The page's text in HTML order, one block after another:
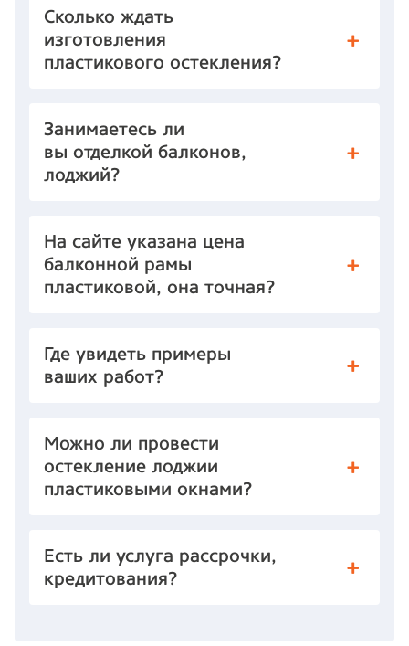
Сколько ждать
изготовления
пластикового остекления?
Занимаетесь ли
вы отделкой балконов,
лоджий?
На сайте указана цена
балконной рамы
пластиковой, она точная?
Где увидеть примеры
ваших работ?
Можно ли провести
остекление лоджии
пластиковыми окнами?
Есть ли услуга рассрочки,
кредитования?